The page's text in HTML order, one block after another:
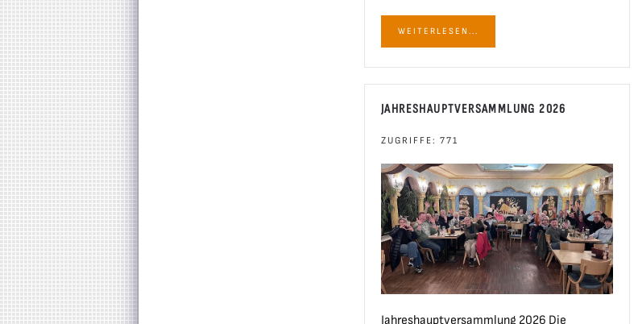
WEITERLESEN...
JAHRESHAUPTVERSAMMLUNG 2026
ZUGRIFFE: 771
Jahreshauptversammlung 2026 Die